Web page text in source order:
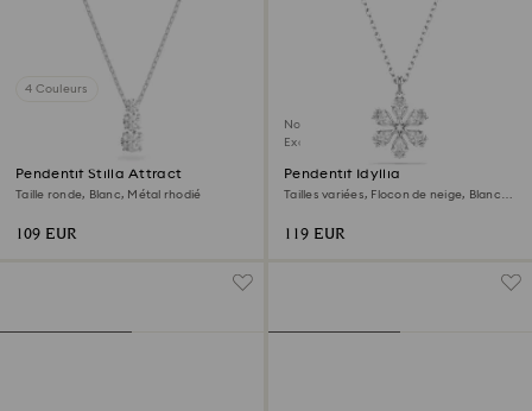
4 Couleurs
Pendentif Stilla Attract
Taille ronde, Blanc, Métal rhodié
109 EUR
Nouveau
Exclusivité en ligne
Pendentif Idyllia
Tailles variées, Flocon de neige, Blanc,
119 EUR